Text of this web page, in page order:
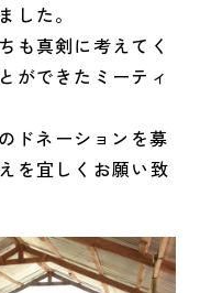
した。
も真剣に考えてく
ができたミーティ
ドネーションを募
を宜しくお願い致